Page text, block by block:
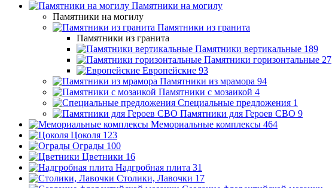
Памятники на могилу
Памятники на могилу
Памятники из гранита
Памятники из гранита
Памятники вертикальные 189
Памятники горизонтальные 27
Европейские 93
Памятники из мрамора 94
Памятники с мозаикой 4
Специальные предложения 1
Памятники для Героев СВО 9
Мемориальные комплексы 464
Цоколя 123
Ограды 100
Цветники 16
Надгробная плита 31
Столики, Лавочки 17